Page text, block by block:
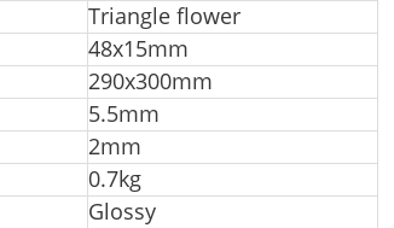
Triangle flower
48x15mm
290x300mm
5.5mm
2mm
0.7kg
Glossy